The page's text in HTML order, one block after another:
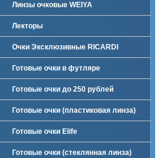
Линзы очковые WEIYA
Лекторы
Очки Эксклюзивные RICARDI
Готовые очки в футляре
Готовые очки до 250 рублей
Готовые очки (пластиковая линза)
Готовые очки Elife
Готовые очки (стеклянная линза)